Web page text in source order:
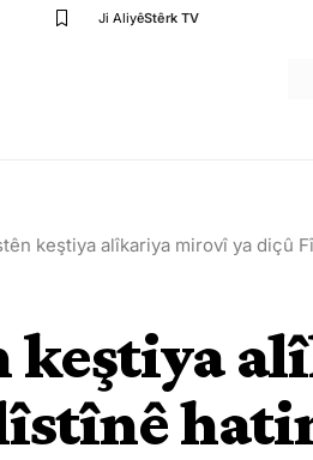
Ji AliyêStêrk TV
keştiya alîkariya mirovî ya diçû
keştiya